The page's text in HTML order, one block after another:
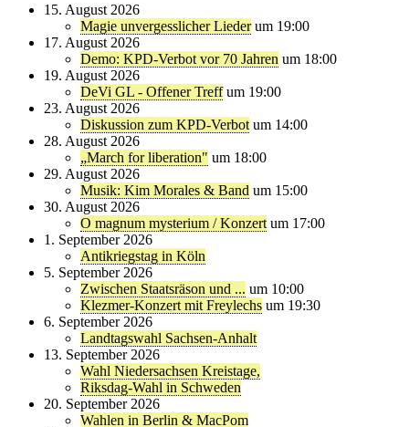
15. August 2026
Magie unvergesslicher Lieder um 19:00
17. August 2026
Demo: KPD-Verbot vor 70 Jahren um 18:00
19. August 2026
DeVi GL - Offener Treff um 19:00
23. August 2026
Diskussion zum KPD-Verbot um 14:00
28. August 2026
„March for liberation" um 18:00
29. August 2026
Musik: Kim Morales & Band um 15:00
30. August 2026
O magnum mysterium / Konzert um 17:00
1. September 2026
Antikriegstag in Köln
5. September 2026
Zwischen Staatsräson und ... um 10:00
Klezmer-Konzert mit Freylechs um 19:30
6. September 2026
Landtagswahl Sachsen-Anhalt
13. September 2026
Wahl Niedersachsen Kreistage,
Riksdag-Wahl in Schweden
20. September 2026
Wahlen in Berlin & MacPom